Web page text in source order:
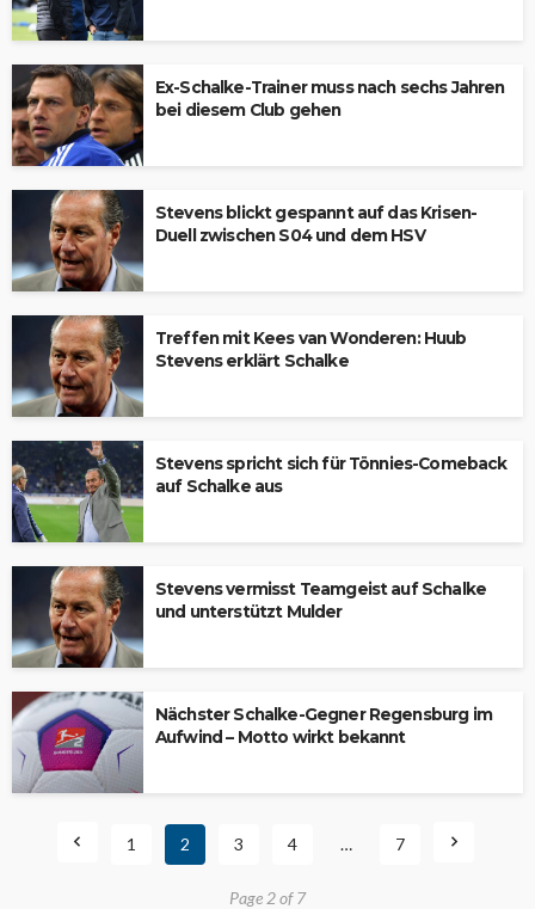
Ex-Schalke-Trainer muss nach sechs Jahren
bei diesem Club gehen
Stevens blickt gespannt auf das Krisen-
Duell zwischen S04 und dem HSV
Treffen mit Kees van Wonderen: Huub
Stevens erklärt Schalke
Stevens spricht sich für Tönnies-Comeback
auf Schalke aus
Stevens vermisst Teamgeist auf Schalke
und unterstützt Mulder
Nächster Schalke-Gegner Regensburg im
Aufwind – Motto wirkt bekannt
1 2 3 4 … 7
Page 2 of 7